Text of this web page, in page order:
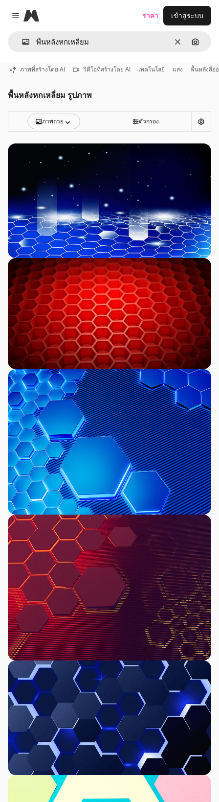
Close menu
Magnific
ชัดเจนค้นหา
ราคา เข้าสู่ระบบ
ภาพที่สร้างโดย AI วิดีโอที่สร้างโดย AI เทคโนโลยี แสง พื้นหลังสีอ่
พื้นหลังหกเหลี่ยม รูปภาพ
ภาพถ่าย ตัวกรอง